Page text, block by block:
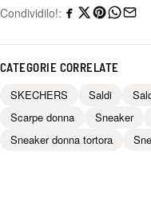
Condividilo!:
CATEGORIE CORRELATE
SKECHERS Saldi
Scarpe donna
Sneaker
Sneaker donna tortora